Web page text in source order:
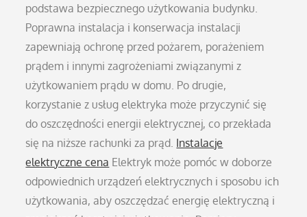
podstawa bezpiecznego użytkowania budynku.
Poprawna instalacja i konserwacja instalacji
zapewniają ochronę przed pożarem, porażeniem
prądem i innymi zagrożeniami związanymi z
użytkowaniem prądu w domu. Po drugie,
korzystanie z usług elektryka może przyczynić się
do oszczędności energii elektrycznej, co przekłada
się na niższe rachunki za prąd. Instalacje
elektryczne cena Elektryk może pomóc w doborze
odpowiednich urządzeń elektrycznych i sposobu ich
użytkowania, aby oszczędzać energię elektryczną i